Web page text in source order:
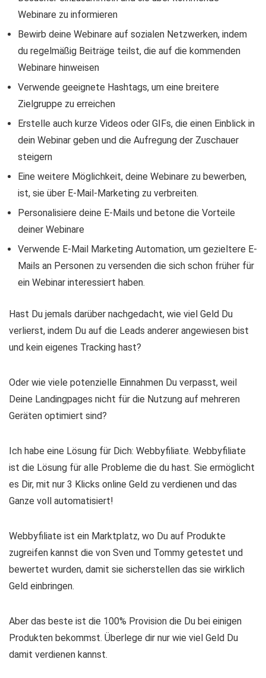
Webinare zu informieren
Bewirb deine Webinare auf sozialen Netzwerken, indem
du regelmäßig Beiträge teilst, die auf die kommenden
Webinare hinweisen
Verwende geeignete Hashtags, um eine breitere
Zielgruppe zu erreichen
Erstelle auch kurze Videos oder GIFs, die einen Einblick in
dein Webinar geben und die Aufregung der Zuschauer
steigern
Eine weitere Möglichkeit, deine Webinare zu bewerben,
ist, sie über E-Mail-Marketing zu verbreiten.
Personalisiere deine E-Mails und betone die Vorteile
deiner Webinare
Verwende E-Mail Marketing Automation, um gezieltere E-
Mails an Personen zu versenden die sich schon früher für
ein Webinar interessiert haben.
Hast Du jemals darüber nachgedacht, wie viel Geld Du
verlierst, indem Du auf die Leads anderer angewiesen bist
und kein eigenes Tracking hast?
Oder wie viele potenzielle Einnahmen Du verpasst, weil
Deine Landingpages nicht für die Nutzung auf mehreren
Geräten optimiert sind?
Ich habe eine Lösung für Dich: Webbyfiliate. Webbyfiliate
ist die Lösung für alle Probleme die du hast. Sie ermöglicht
es Dir, mit nur 3 Klicks online Geld zu verdienen und das
Ganze voll automatisiert!
Webbyfiliate ist ein Marktplatz, wo Du auf Produkte
zugreifen kannst die von Sven und Tommy getestet und
bewertet wurden, damit sie sicherstellen das sie wirklich
Geld einbringen.
Aber das beste ist die 100% Provision die Du bei einigen
Produkten bekommst. Überlege dir nur wie viel Geld Du
damit verdienen kannst.